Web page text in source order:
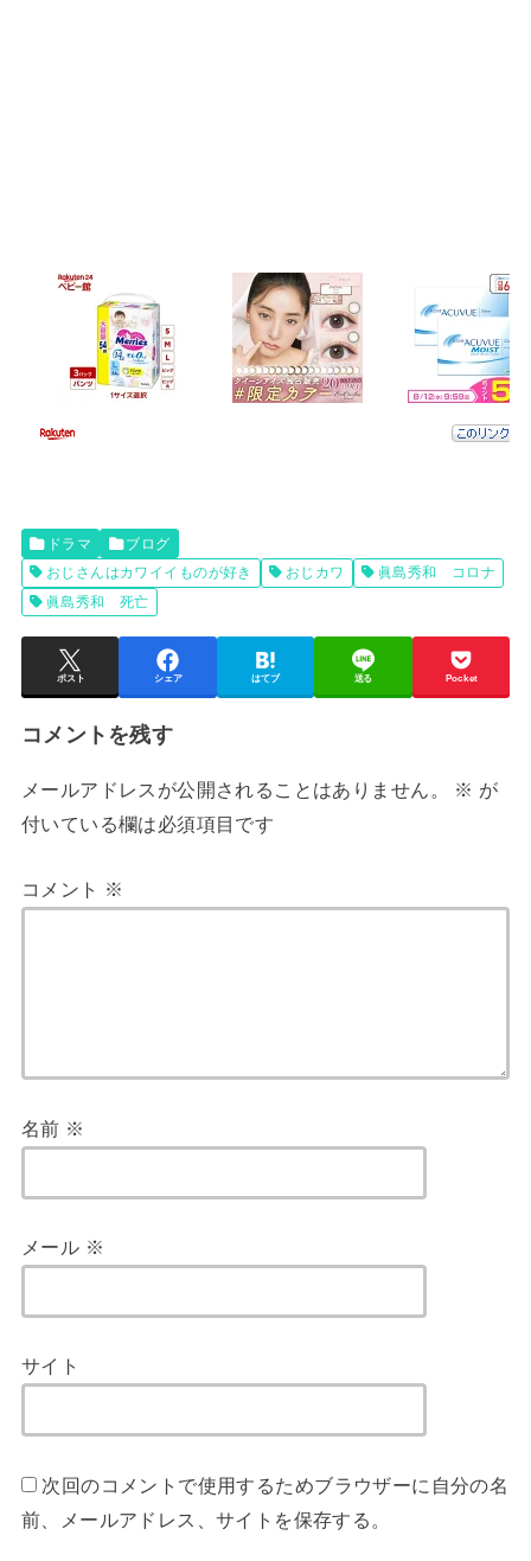
ドラマ
ブログ
おじさんはカワイイものが好き
おじカワ
眞島秀和 コロナ
眞島秀和 死亡
ポスト シェア はてブ 送る Pocket
コメントを残す
メールアドレスが公開されることはありません。 ※ が
付いている欄は必須項目です
コメント ※
名前 ※
メール ※
サイト
次回のコメントで使用するためブラウザーに自分の名
前、メールアドレス、サイトを保存する。